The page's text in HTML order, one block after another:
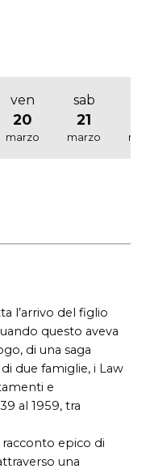
l’arrivo del figlio
questo aveva
di una saga
due famiglie, i Law
e
al 1959, tra
racconto epico di
una
ven
20
marzo
sab
21
marzo